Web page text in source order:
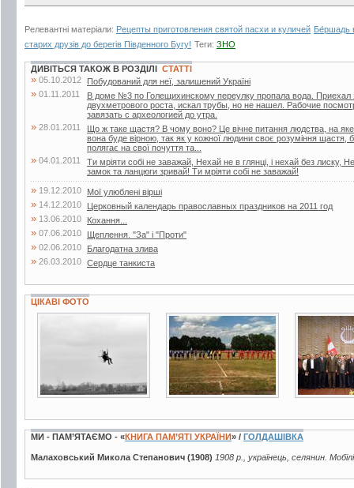
Релевантні матеріали: Рецепты приготовления святой пасхи и куличей Бе́ршадь
старих друзів до берегів Південного Бугу! Теги: ЗНО
ДИВІТЬСЯ ТАКОЖ В РОЗДІЛІ СТАТТІ
» 05.10.2012 Побудований для неї, залишений Україні
» 01.11.2011
В доме №3 по Голещихинскому переулку пропала вода. Приехал
двухметрового роста, искал трубы, но не нашел. Рабочие
завязать с археологией до утра.
» 28.01.2011
Що ж таке щастя? В чому воно? Це вічне питання людства, на
вона буде вірною, так як у кожної людини своє розуміння щастя,
полягає на свої почуття та...
» 04.01.2011
Ти мріяти собі не заважай, Нехай не в глянці, і нехай без лиску,
замок та ланцюги зривай! Ти мріяти собі не заважай!
» 19.12.2010 Мої улюблені вірші
» 14.12.2010 Церковный календарь православных праздников на 2011 год
» 13.06.2010 Кохання...
» 07.06.2010 Щеплення. "За" і "Проти"
» 02.06.2010 Благодатна злива
» 26.03.2010 Сердце танкиста
ЦІКАВІ ФОТО
4 фото 3 фото
МИ - ПАМ’ЯТАЄМО - «КНИГА ПАМ’ЯТІ УКРАЇНИ» / ГОЛДАШІВКА
Малаховський Микола Степанович (1908) 1908 р., українець, селянин.